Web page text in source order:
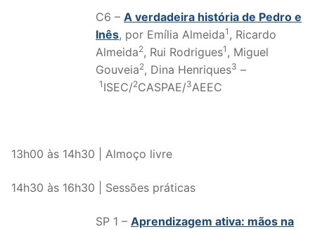
C6 – A verdadeira história de Pedro e
Inês, por Emília Almeida1 , Ricardo
Almeida2, Rui Rodrigues1 , Miguel
Gouveia2, Dina Henriques3 –
1 ISEC/2CASPAE/3AEEC
13h00 às 14h30 | Almoço livre
14h30 às 16h30 | Sessões práticas
SP 1 – Aprendizagem ativa: mãos na